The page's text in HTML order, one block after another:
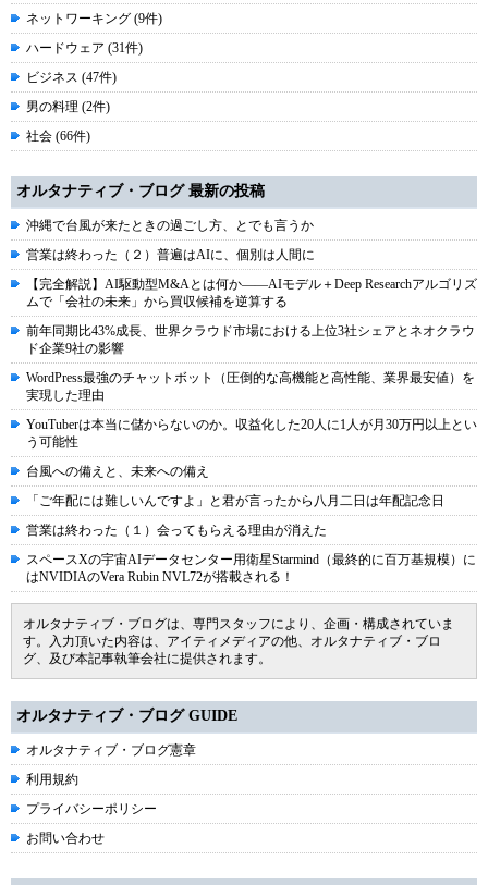
ネットワーキング (9件)
ハードウェア (31件)
ビジネス (47件)
男の料理 (2件)
社会 (66件)
オルタナティブ・ブログ 最新の投稿
沖縄で台風が来たときの過ごし方、とでも言うか
営業は終わった（２）普遍はAIに、個別は人間に
【完全解説】AI駆動型M&Aとは何か――AIモデル＋Deep Researchアルゴリズ
ムで「会社の未来」から買収候補を逆算する
前年同期比43%成長、世界クラウド市場における上位3社シェアとネオクラウ
ド企業9社の影響
WordPress最強のチャットボット（圧倒的な高機能と高性能、業界最安値）を
実現した理由
YouTuberは本当に儲からないのか。収益化した20人に1人が月30万円以上とい
う可能性
台風への備えと、未来への備え
「ご年配には難しいんですよ」と君が言ったから八月二日は年配記念日
営業は終わった（１）会ってもらえる理由が消えた
スペースXの宇宙AIデータセンター用衛星Starmind（最終的に百万基規模）に
はNVIDIAのVera Rubin NVL72が搭載される！
オルタナティブ・ブログは、専門スタッフにより、企画・構成されていま
す。入力頂いた内容は、アイティメディアの他、オルタナティブ・ブロ
グ、及び本記事執筆会社に提供されます。
オルタナティブ・ブログ GUIDE
オルタナティブ・ブログ憲章
利用規約
プライバシーポリシー
お問い合わせ